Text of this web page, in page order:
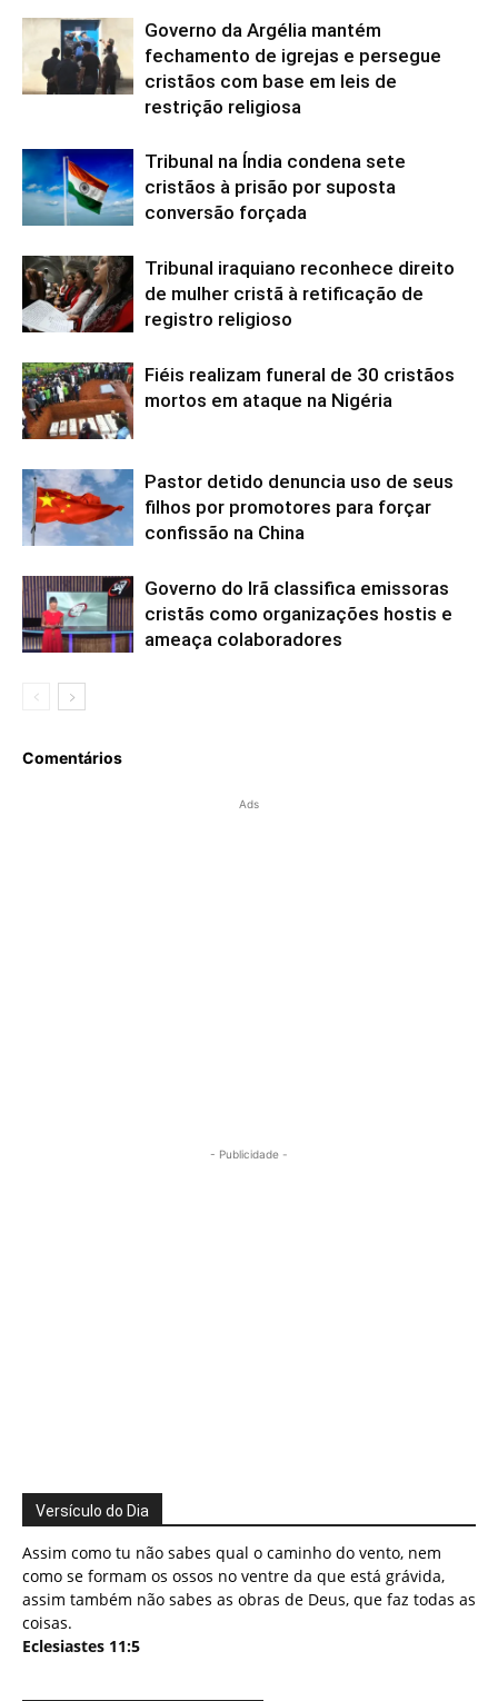
Governo da Argélia mantém
fechamento de igrejas e persegue
cristãos com base em leis de
restrição religiosa
Tribunal na Índia condena sete
cristãos à prisão por suposta
conversão forçada
Tribunal iraquiano reconhece direito
de mulher cristã à retificação de
registro religioso
Fiéis realizam funeral de 30 cristãos
mortos em ataque na Nigéria
Pastor detido denuncia uso de seus
filhos por promotores para forçar
confissão na China
Governo do Irã classifica emissoras
cristãs como organizações hostis e
ameaça colaboradores
Comentários
Ads
- Publicidade -
Versículo do Dia
Assim como tu não sabes qual o caminho do vento, nem
como se formam os ossos no ventre da que está grávida,
assim também não sabes as obras de Deus, que faz todas as
coisas.
Eclesiastes 11:5